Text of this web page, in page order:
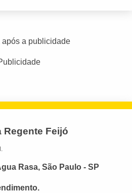
após a publicidade
Regente Feijó
Rasa, São Paulo - SP